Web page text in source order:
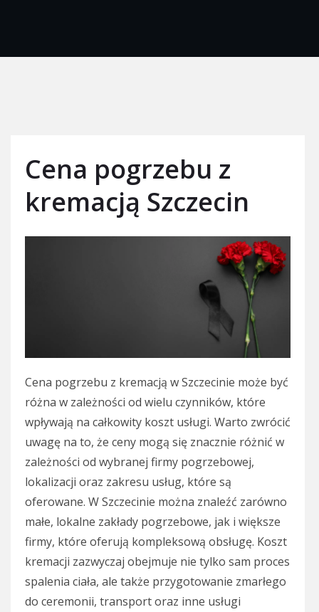
Cena pogrzebu z
kremacją Szczecin
Cena pogrzebu z kremacją w Szczecinie może być
różna w zależności od wielu czynników, które
wpływają na całkowity koszt usługi. Warto zwrócić
uwagę na to, że ceny mogą się znacznie różnić w
zależności od wybranej firmy pogrzebowej,
lokalizacji oraz zakresu usług, które są
oferowane. W Szczecinie można znaleźć zarówno
małe, lokalne zakłady pogrzebowe, jak i większe
firmy, które oferują kompleksową obsługę. Koszt
kremacji zazwyczaj obejmuje nie tylko sam proces
spalenia ciała, ale także przygotowanie zmarłego
do ceremonii, transport oraz inne usługi